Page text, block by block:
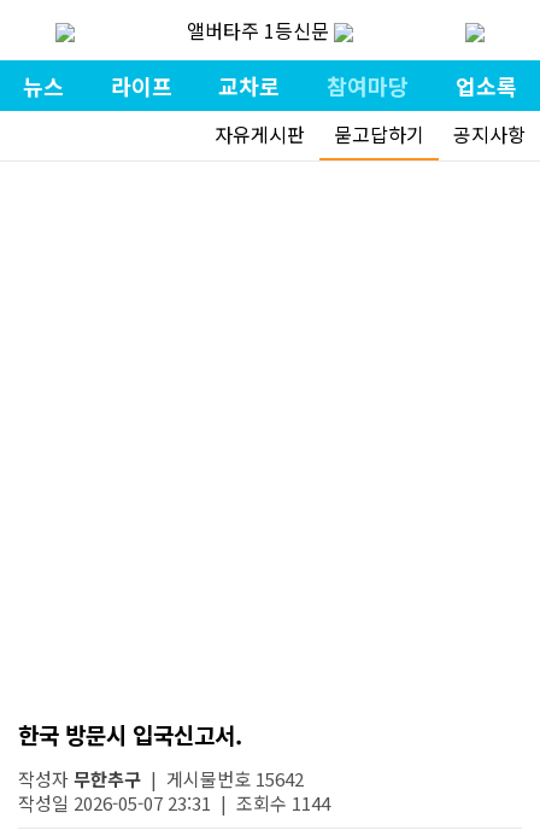
앨버타주 1등신문
뉴스 라이프 교차로 참여마당 업소록
자유게시판 묻고답하기 공지사항
한국 방문시 입국신고서.
작성자무한추구 | 게시물번호 15642
작성일 2026-05-07 23:31 | 조회수 1144